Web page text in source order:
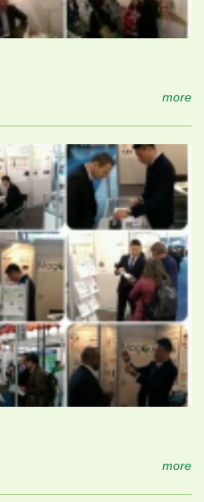
more
more